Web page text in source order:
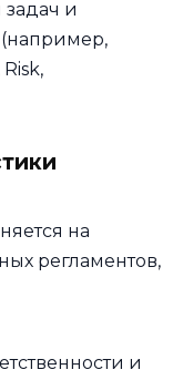
и
(например,
на
регламентов,
и